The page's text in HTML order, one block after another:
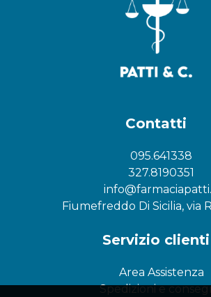
Contatti
095.641338
327.8190351
Fiumefreddo Di Sicilia, via
Servizio clienti
Area Assistenza
Spedizioni e